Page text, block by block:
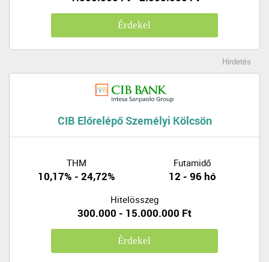
Érdekel
Hirdetés
CIB Előrelépő Személyi Kölcsön
THM
10,17% - 24,72%
Futamidő
12 - 96 hó
Hitelösszeg
300.000 - 15.000.000 Ft
Érdekel